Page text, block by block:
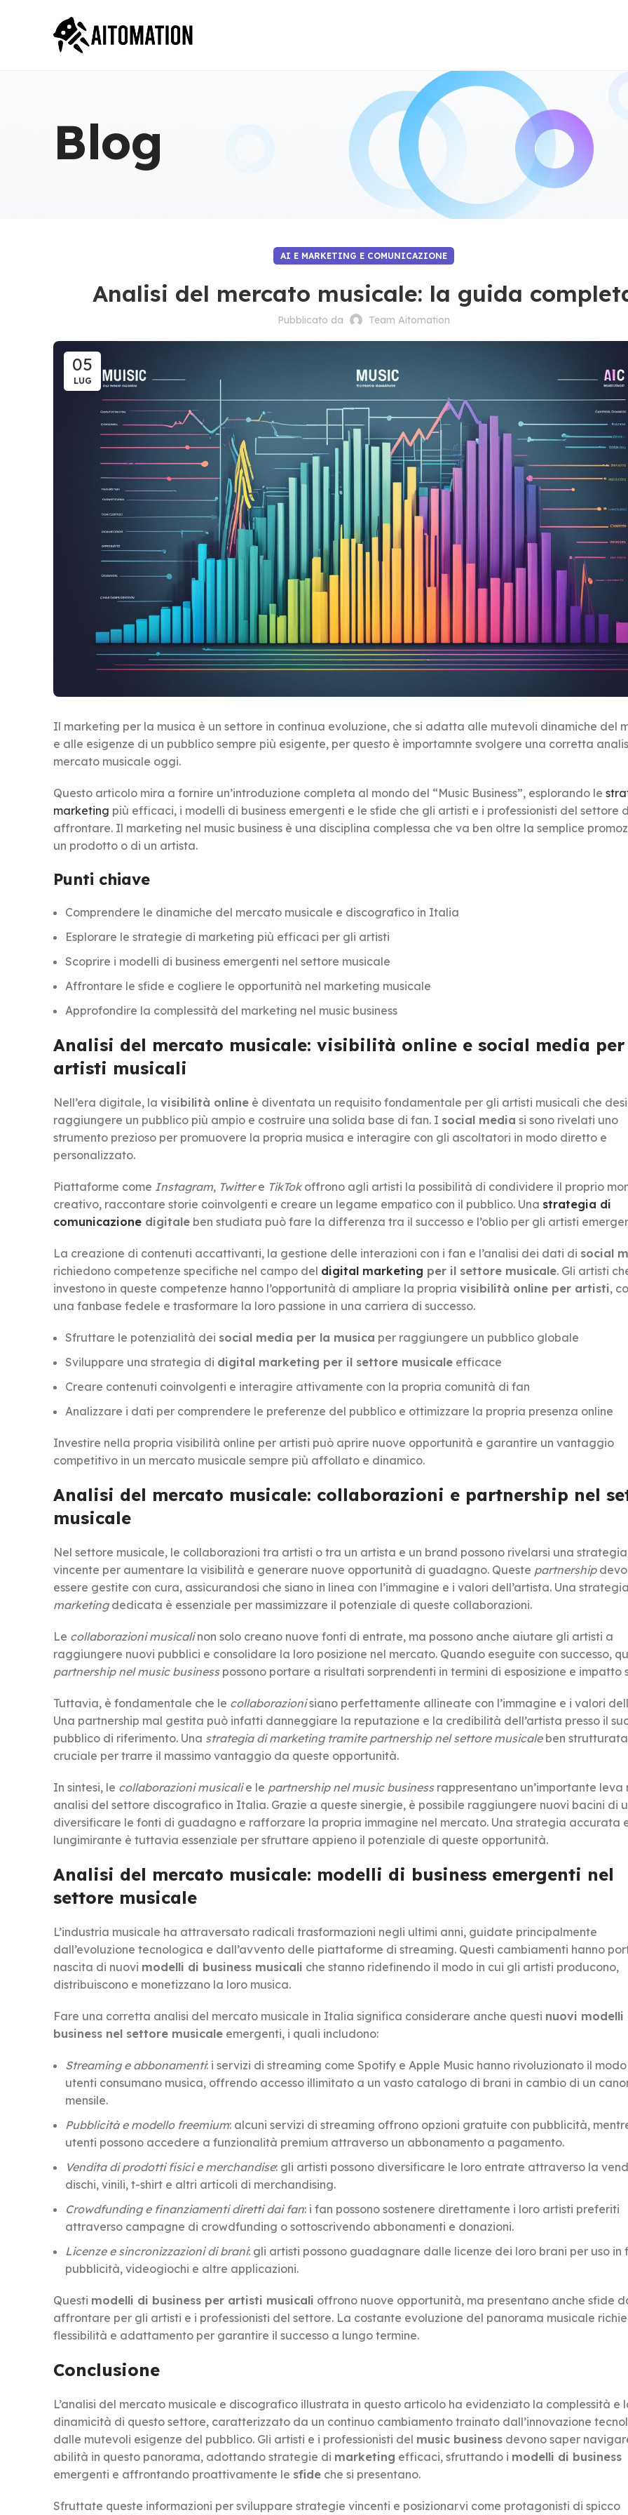
Blog
AI E MARKETING E COMUNICAZIONE
Analisi del mercato musicale: la guida
Pubblicato da Team Aitomation
05
LUG
Il marketing per la musica è un settore in continua evoluzione, che si adatta alle mutevoli dinamiche del
e alle esigenze di un pubblico sempre più esigente, per questo è importamnte svolgere una corretta
mercato musicale oggi.
Questo articolo mira a fornire un’introduzione completa al mondo del “Music Business”, esplorando le
marketing più efficaci, i modelli di business emergenti e le sfide che gli artisti e i professionisti del settore
affrontare. Il marketing nel music business è una disciplina complessa che va ben oltre la semplice
un prodotto o di un artista.
Punti chiave
Comprendere le dinamiche del mercato musicale e discografico in Italia
Esplorare le strategie di marketing più efficaci per gli artisti
Scoprire i modelli di business emergenti nel settore musicale
Affrontare le sfide e cogliere le opportunità nel marketing musicale
Approfondire la complessità del marketing nel music business
Analisi del mercato musicale: visibilità online e social media
artisti musicali
Nell’era digitale, la visibilità online è diventata un requisito fondamentale per gli artisti musicali che
raggiungere un pubblico più ampio e costruire una solida base di fan. I social media si sono rivelati uno
strumento prezioso per promuovere la propria musica e interagire con gli ascoltatori in modo diretto e
personalizzato.
Piattaforme come Instagram, Twittere TikTokoffrono agli artisti la possibilità di condividere il proprio
creativo, raccontare storie coinvolgenti e creare un legame empatico con il pubblico. Una strategia di
comunicazione digitale ben studiata può fare la differenza tra il successo e l’oblio per gli artisti
La creazione di contenuti accattivanti, la gestione delle interazioni con i fan e l’analisi dei dati di social
richiedono competenze specifiche nel campo del digital marketing per il settore musicale. Gli artisti
investono in queste competenze hanno l’opportunità di ampliare la propria visibilità online per artisti,
una fanbase fedele e trasformare la loro passione in una carriera di successo.
Sfruttare le potenzialità dei social media per la musica per raggiungere un pubblico globale
Sviluppare una strategia di digital marketing per il settore musicale efficace
Creare contenuti coinvolgenti e interagire attivamente con la propria comunità di fan
Analizzare i dati per comprendere le preferenze del pubblico e ottimizzare la propria presenza online
Investire nella propria visibilità online per artisti può aprire nuove opportunità e garantire un vantaggio
competitivo in un mercato musicale sempre più affollato e dinamico.
Analisi del mercato musicale: collaborazioni e partnership nel
musicale
Nel settore musicale, le collaborazioni tra artisti o tra un artista e un brand possono rivelarsi una strategia
vincente per aumentare la visibilità e generare nuove opportunità di guadagno. Queste partnership
essere gestite con cura, assicurandosi che siano in linea con l’immagine e i valori dell’artista. Una
marketingdedicata è essenziale per massimizzare il potenziale di queste collaborazioni.
Le collaborazioni musicalinon solo creano nuove fonti di entrate, ma possono anche aiutare gli artisti a
raggiungere nuovi pubblici e consolidare la loro posizione nel mercato. Quando eseguite con successo,
partnership nel music businesspossono portare a risultati sorprendenti in termini di esposizione e impatto
Tuttavia, è fondamentale che le collaborazionisiano perfettamente allineate con l’immagine e i valori
Una partnership mal gestita può infatti danneggiare la reputazione e la credibilità dell’artista presso il
pubblico di riferimento. Una strategia di marketing tramite partnership nel settore musicaleben
cruciale per trarre il massimo vantaggio da queste opportunità.
In sintesi, le collaborazioni musicalie le partnership nel music businessrappresentano un’importante leva
analisi del settore discografico in Italia. Grazie a queste sinergie, è possibile raggiungere nuovi bacini di
diversificare le fonti di guadagno e rafforzare la propria immagine nel mercato. Una strategia accurata
lungimirante è tuttavia essenziale per sfruttare appieno il potenziale di queste opportunità.
Analisi del mercato musicale: modelli di business emergenti nel
settore musicale
L’industria musicale ha attraversato radicali trasformazioni negli ultimi anni, guidate principalmente
dall’evoluzione tecnologica e dall’avvento delle piattaforme di streaming. Questi cambiamenti hanno
nascita di nuovi modelli di business musicali che stanno ridefinendo il modo in cui gli artisti producono,
distribuiscono e monetizzano la loro musica.
Fare una corretta analisi del mercato musicale in Italia significa considerare anche questi nuovi modelli
business nel settore musicale emergenti, i quali includono:
Streaming e abbonamenti: i servizi di streaming come Spotify e Apple Music hanno rivoluzionato il
utenti consumano musica, offrendo accesso illimitato a un vasto catalogo di brani in cambio di un
mensile.
Pubblicità e modello freemium: alcuni servizi di streaming offrono opzioni gratuite con pubblicità,
utenti possono accedere a funzionalità premium attraverso un abbonamento a pagamento.
Vendita di prodotti fisici e merchandise: gli artisti possono diversificare le loro entrate attraverso la
dischi, vinili, t-shirt e altri articoli di merchandising.
Crowdfunding e finanziamenti diretti dai fan: i fan possono sostenere direttamente i loro artisti preferiti
attraverso campagne di crowdfunding o sottoscrivendo abbonamenti e donazioni.
Licenze e sincronizzazioni di brani: gli artisti possono guadagnare dalle licenze dei loro brani per uso in
pubblicità, videogiochi e altre applicazioni.
Questi modelli di business per artisti musicali offrono nuove opportunità, ma presentano anche sfide
affrontare per gli artisti e i professionisti del settore. La costante evoluzione del panorama musicale
flessibilità e adattamento per garantire il successo a lungo termine.
Conclusione
L’analisi del mercato musicale e discografico illustrata in questo articolo ha evidenziato la complessità e
dinamicità di questo settore, caratterizzato da un continuo cambiamento trainato dall’innovazione
dalle mutevoli esigenze del pubblico. Gli artisti e i professionisti del music business devono saper
abilità in questo panorama, adottando strategie di marketing efficaci, sfruttando i modelli di business
emergenti e affrontando proattivamente le sfide che si presentano.
Sfruttate queste informazioni per sviluppare strategie vincenti e posizionarvi come protagonisti di spicco